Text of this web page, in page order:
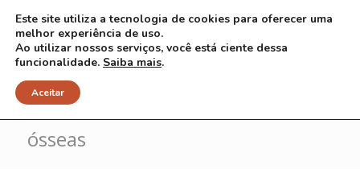
Arquivo para Tag: características
ósseas
Este site utiliza a tecnologia de cookies para oferecer uma
melhor experiência de uso.
Ao utilizar nossos serviços, você está ciente dessa
funcionalidade. Saiba mais.
Aceitar